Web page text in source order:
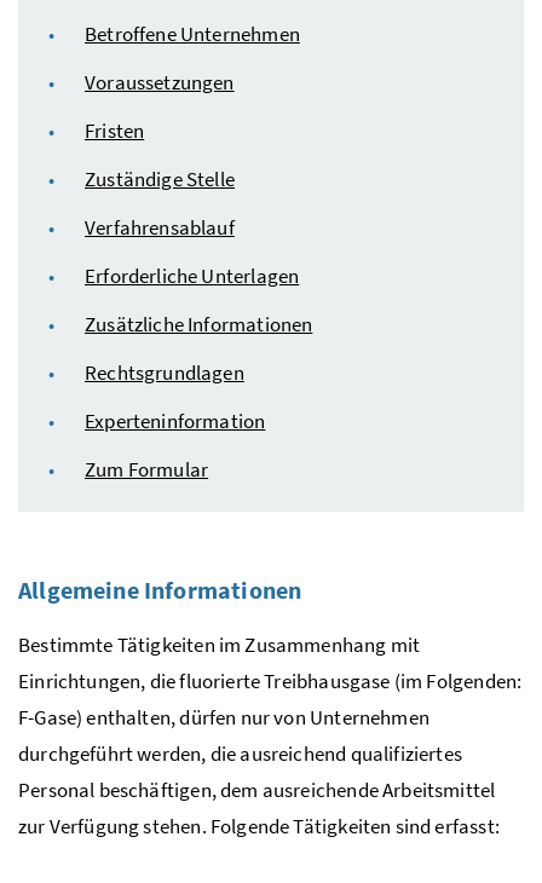
Betroffene Unternehmen
Voraussetzungen
Fristen
Zuständige Stelle
Verfahrensablauf
Erforderliche Unterlagen
Zusätzliche Informationen
Rechtsgrundlagen
Experteninformation
Zum Formular
Allgemeine Informationen
Bestimmte Tätigkeiten im Zusammenhang mit
Einrichtungen, die fluorierte Treibhausgase (im Folgenden:
F-Gase) enthalten, dürfen nur von Unternehmen
durchgeführt werden, die ausreichend qualifiziertes
Personal beschäftigen, dem ausreichende Arbeitsmittel
zur Verfügung stehen. Folgende Tätigkeiten sind erfasst: